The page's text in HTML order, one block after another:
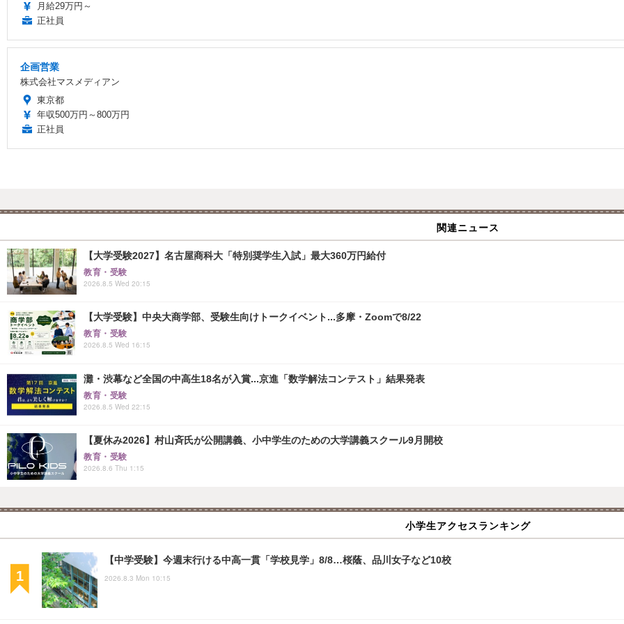
月給29万円～
正社員
企画営業
株式会社マスメディアン
東京都
年収500万円～800万円
正社員
関連ニュース
【大学受験2027】名古屋商科大「特別奨学生入試」最大360万円給付
教育・受験
2026.8.5 Wed 20:15
【大学受験】中央大商学部、受験生向けトークイベント...多摩・Zoomで8/22
教育・受験
2026.8.5 Wed 16:15
灘・渋幕など全国の中高生18名が入賞...京進「数学解法コンテスト」結果発表
教育・受験
2026.8.5 Wed 22:15
【夏休み2026】村山斉氏が公開講義、小中学生のための大学講義スクール9月開校
教育・受験
2026.8.6 Thu 1:15
小学生アクセスランキング
【中学受験】今週末行ける中高一貫「学校見学」8/8…桜蔭、品川女子など10校
2026.8.3 Mon 10:15